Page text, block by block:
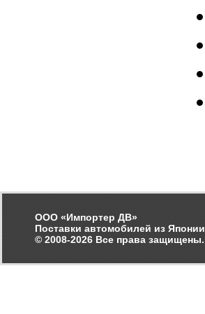
ООО «Импортер ДВ»
Поставки автомобилей из Японии
© 2008-2026 Все права защищены.